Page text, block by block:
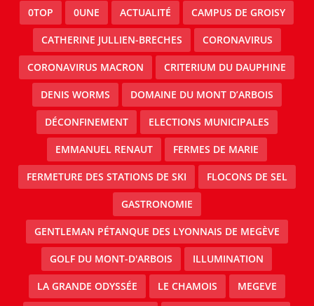
0TOP 0UNE ACTUALITÉ CAMPUS DE GROISY
CATHERINE JULLIEN-BRECHES CORONAVIRUS
CORONAVIRUS MACRON CRITERIUM DU DAUPHINE
DENIS WORMS DOMAINE DU MONT D’ARBOIS
DÉCONFINEMENT ELECTIONS MUNICIPALES
EMMANUEL RENAUT FERMES DE MARIE
FERMETURE DES STATIONS DE SKI FLOCONS DE SEL
GASTRONOMIE
GENTLEMAN PÉTANQUE DES LYONNAIS DE MEGÈVE
GOLF DU MONT-D'ARBOIS ILLUMINATION
LA GRANDE ODYSSÉE LE CHAMOIS MEGEVE